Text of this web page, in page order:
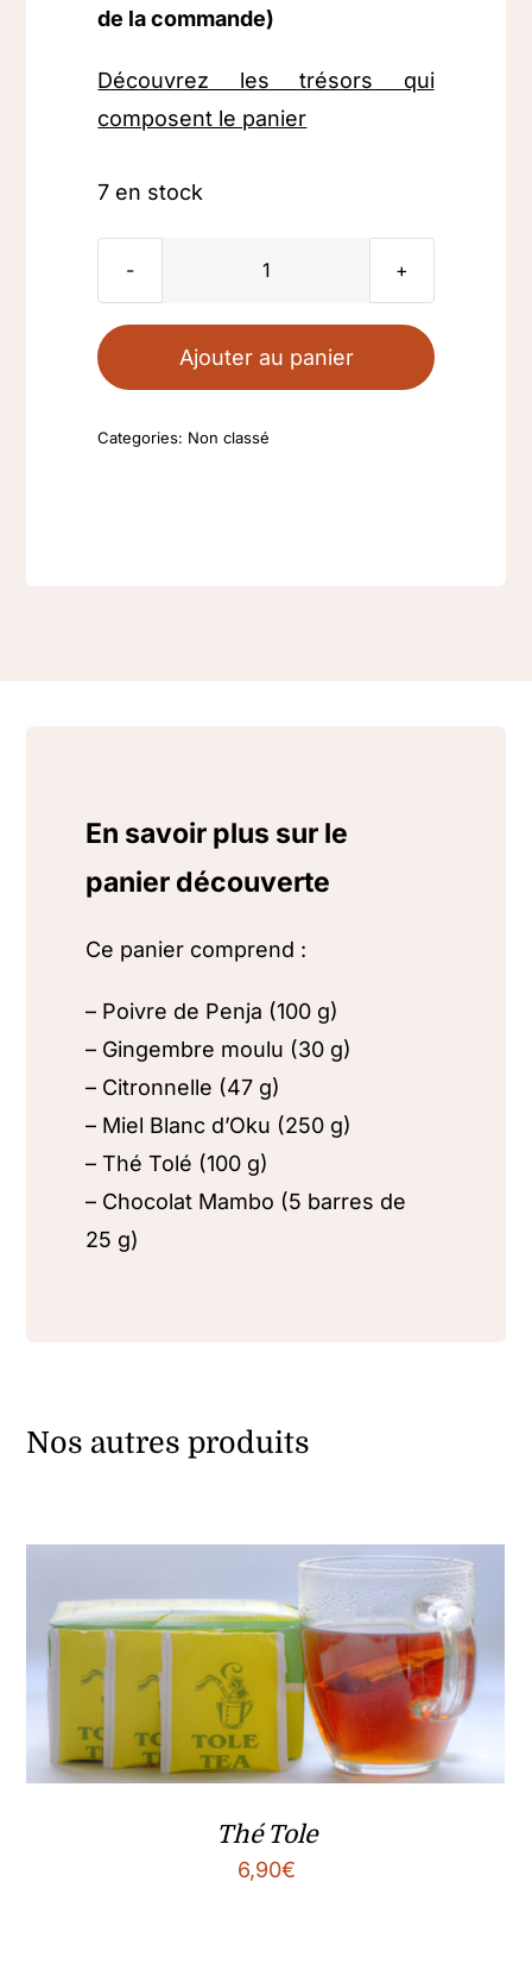
de la commande)
Découvrez les trésors qui
composent le panier
7 en stock
quantité
Panier
découverte
Ajouter au panier
Categories: Non classé
En savoir plus sur le
panier découverte
Ce panier comprend :
– Poivre de Penja (100 g)
– Gingembre moulu (30 g)
– Citronnelle (47 g)
– Miel Blanc d’Oku (250 g)
– Thé Tolé (100 g)
– Chocolat Mambo (5 barres de
25 g)
Nos autres produits
Thé Tole
6,90€